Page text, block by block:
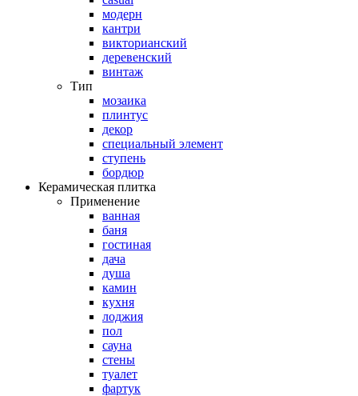
модерн
кантри
викторианский
деревенский
винтаж
Тип
мозаика
плинтус
декор
специальный элемент
ступень
бордюр
Керамическая плитка
Применение
ванная
баня
гостиная
дача
душа
камин
кухня
лоджия
пол
сауна
стены
туалет
фартук